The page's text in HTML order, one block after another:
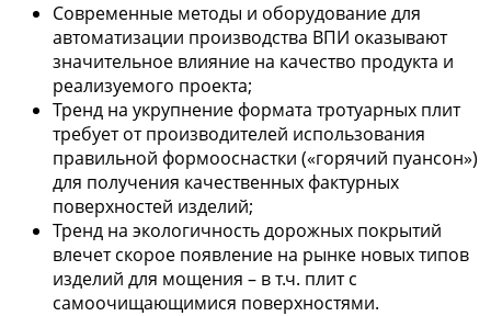
Современные методы и оборудование для
автоматизации производства ВПИ оказывают
значительное влияние на качество продукта и
реализуемого проекта;
Тренд на укрупнение формата тротуарных плит
требует от производителей использования
правильной формооснастки («горячий пуансон»)
для получения качественных фактурных
поверхностей изделий;
Тренд на экологичность дорожных покрытий
влечет скорое появление на рынке новых типов
изделий для мощения – в т.ч. плит с
самоочищающимися поверхностями.